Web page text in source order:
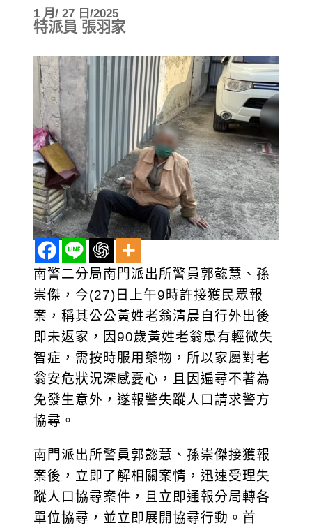
1 月/ 27 日/2025
特派員 張羽家
南警二分局南門派出所警員郭㦤慧、孫
崇傑，今(27)日上午9時許接獲民眾報
案，稱其公公黃姓老翁清晨自行外出後
即未返家，因90歲黃姓老翁患有輕微失
智症，需按時服用藥物，所以家屬對老
翁安危狀況深感憂心，且因遍尋不著為
免發生意外，遂報警失蹤人口請求警方
協尋。
南門派出所警員郭㦤慧、孫崇傑接獲報
案後，立即了解相關案情，迅速受理失
蹤人口協尋案件，且立即通報分局轉各
單位協尋，並立即展開協尋行動。首